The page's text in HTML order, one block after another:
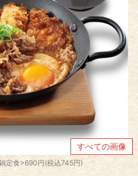
すべての画像
定食>690円(税込745円)